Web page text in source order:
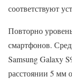
соответствуют
Повторно
смартфонов.
Samsung Galaxy
расстоянии 5 мм